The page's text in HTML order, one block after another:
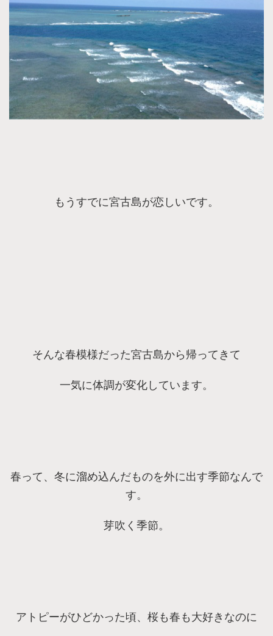
もうすでに宮古島が恋しいです。
そんな春模様だった宮古島から帰ってきて
一気に体調が変化しています。
春って、冬に溜め込んだものを外に出す季節なんで
す。
芽吹く季節。
アトピーがひどかった頃、桜も春も大好きなのに